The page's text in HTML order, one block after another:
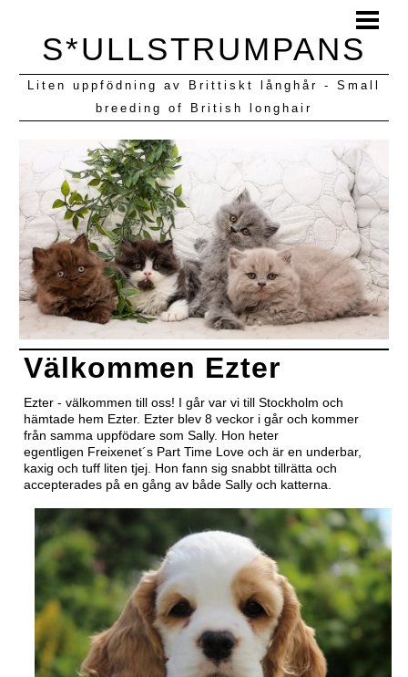
BLOGG
KULLAR VI HAFT
S*ULLSTRUMPANS
Liten uppfödning av Brittiskt långhår - Small
breeding of British longhair
Välkommen Ezter
Ezter - välkommen till oss! I går var vi till Stockholm och
hämtade hem Ezter. Ezter blev 8 veckor i går och kommer
från samma uppfödare som Sally. Hon heter
egentligen Freixenet´s Part Time Love och är en underbar,
kaxig och tuff liten tjej. Hon fann sig snabbt tillrätta och
accepterades på en gång av både Sally och katterna.